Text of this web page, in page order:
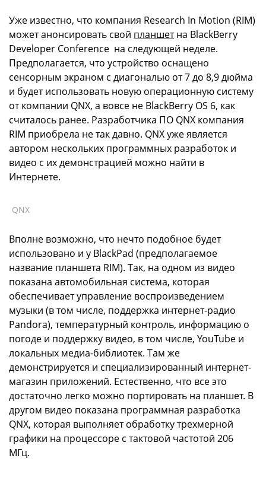
Уже известно, что компания Research In Motion (RIM)
может анонсировать свой планшетна BlackBerry
Developer Conference на следующей неделе.
Предполагается, что устройство оснащено
сенсорным экраном с диагональю от 7 до 8,9 дюйма
и будет использовать новую операционную систему
от компании QNX, а вовсе не BlackBerry OS 6, как
считалось ранее. Разработчика ПО QNX компания
RIM приобрела не так давно. QNX уже является
автором нескольких программных разработок и
видео с их демонстрацией можно найти в
Интернете.
QNX
Вполне возможно, что нечто подобное будет
использовано и у BlackPad (предполагаемое
название планшета RIM). Так, на одном из видео
показана автомобильная система, которая
обеспечивает управление воспроизведением
музыки (в том числе, поддержка интернет-радио
Pandora), температурный контроль, информацию о
погоде и поддержку видео, в том числе, YouTube и
локальных медиа-библиотек. Там же
демонстрируется и специализированный интернет-
магазин приложений. Естественно, что все это
достаточно легко можно портировать на планшет. В
другом видео показана программная разработка
QNX, которая выполняет обработку трехмерной
графики на процессоре с тактовой частотой 206
МГц.